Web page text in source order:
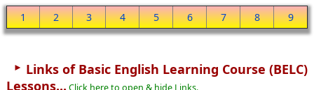
1 2 3 4 5 6 7 8 9
► Links of Basic English Learning Course (BELC)
Lessons...